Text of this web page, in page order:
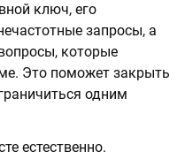
ключ, его
запросы, а
которые
Это поможет закрыть
одним
естественно.